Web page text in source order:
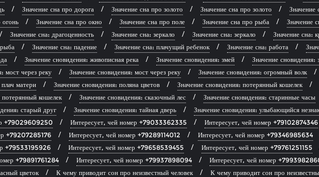
Значение сна про дорога Значение сна про золото Значение сна про золото Значение
огонь
Значение сна про окно Значение сна про поле Значение сна про рыба Значение
Значение сна: драгоценность Значение сна: зеркало Значение сна: зеркало Значение сна:
Значение сна: падение Значение сна: плачущий ребенок Значение сна: работа
Значение сновидения: живописная река Значение сновидения: змей Значение сновидения:
мост через реку
Значение сновидения: мост через реку Значение сновидения: огромный волк
матери
Значение сновидения: поляна цветов Значение сновидения: потерянный кошелек
кошелек
Значение сновидения: сказочный лес Значение сновидения: старинные часы
старый друг
Значение сновидения: тайная дверь Значение сновидения: улыбающийся
+79029609250
Интересует, чей номер +79033362335 Интересует, чей номер +79102874346
+79207285176
Интересует, чей номер +79289114012 Интересует, чей номер +79346985634
+79533195926
Интересует, чей номер +79658539455 Интересует, чей номер +79761251155
+79891761284
Интересует, чей номер +79937898094 Интересует, чей номер
цветок
К чему приводит сон про неизвестный человек К чему приводит сон про